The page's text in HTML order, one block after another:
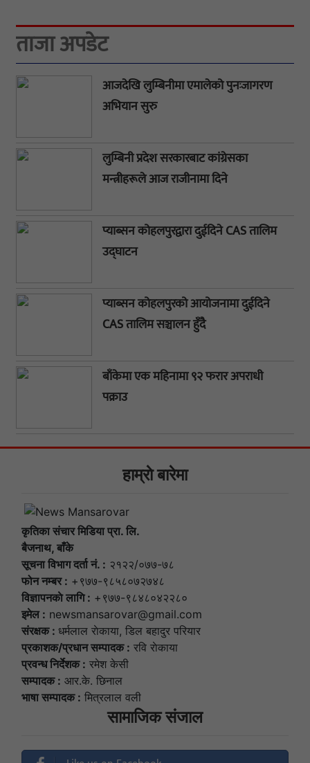
ताजा अपडेट
आजदेखि लुम्बिनीमा एमालेको पुनःजागरण
अभियान सुरु
लुम्बिनी प्रदेश सरकारबाट कांग्रेसका
मन्त्रीहरूले आज राजीनामा दिने
प्याब्सन कोहलपुरद्वारा दुईदिने CAS तालिम
उद्घाटन
प्याब्सन कोहलपुरको आयोजनामा दुईदिने
CAS तालिम सञ्चालन हुँदै
बाँकेमा एक महिनामा ९२ फरार अपराधी
पक्राउ
हाम्राे बारेमा
कृतिका संचार मिडिया प्रा. लि.
बैजनाथ, बाँके
सूचना विभाग दर्ता नं. : २१२२/०७७-७८
फोन नम्बर : +९७७-९८५८०७२७४८
विज्ञापनकाे लागि : +९७७-९८४८०४२२८०
इमेल : newsmansarovar@gmail.com
संरक्षक : धर्मलाल राेकाया, डिल बहादुर परियार
प्रकाशक/प्रधान सम्पादक : रवि राेकाया
प्रवन्ध निर्देशक : रमेश केसी
सम्पादक : आर.के. छिनाल
भाषा सम्पादक : मित्रलाल वली
सामाजिक संजाल